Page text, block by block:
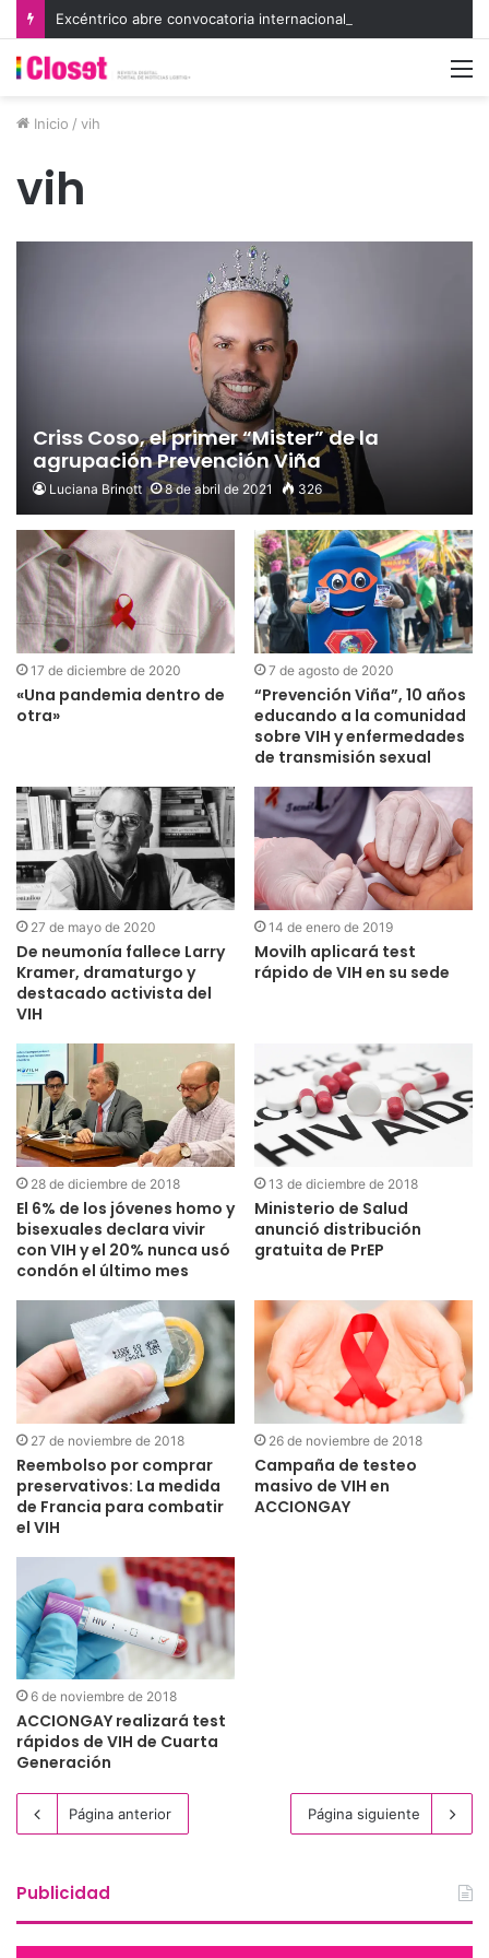
Inicio / vih
vih
Criss Coso, el primer “Mister” de la
agrupación Prevención Viña
Luciana Brinott 8 de abril de 2021 326
17 de diciembre de 2020
«Una pandemia dentro de
otra»
7 de agosto de 2020
“Prevención Viña”, 10 años
educando a la comunidad
sobre VIH y enfermedades
de transmisión sexual
27 de mayo de 2020
De neumonía fallece Larry
Kramer, dramaturgo y
destacado activista del
VIH
14 de enero de 2019
Movilh aplicará test
rápido de VIH en su sede
28 de diciembre de 2018
El 6% de los jóvenes homo y
bisexuales declara vivir
con VIH y el 20% nunca usó
condón el último mes
13 de diciembre de 2018
Ministerio de Salud
anunció distribución
gratuita de PrEP
27 de noviembre de 2018
Reembolso por comprar
preservativos: La medida
de Francia para combatir
el VIH
26 de noviembre de 2018
Campaña de testeo
masivo de VIH en
ACCIONGAY
6 de noviembre de 2018
ACCIONGAY realizará test
rápidos de VIH de Cuarta
Generación
Página anterior Página siguiente
Publicidad